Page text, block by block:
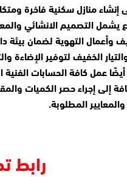
منازل سكنية فاخرة
يشمل التصميم الانشائي
وأعمال التهوية لضمان بيئة
الخفيف لتوفير الإضاءة
عمل كافة الحسابات الفنية
إلى إجراء حصر الكميات
المطلوبة.
رابط